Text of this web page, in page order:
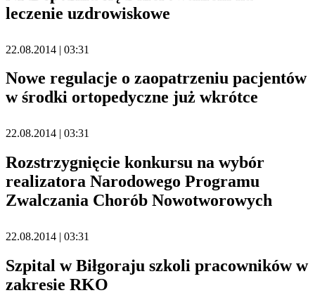
leczenie uzdrowiskowe
22.08.2014 | 03:31
Nowe regulacje o zaopatrzeniu pacjentów
w środki ortopedyczne już wkrótce
22.08.2014 | 03:31
Rozstrzygnięcie konkursu na wybór
realizatora Narodowego Programu
Zwalczania Chorób Nowotworowych
22.08.2014 | 03:31
Szpital w Biłgoraju szkoli pracowników w
zakresie RKO